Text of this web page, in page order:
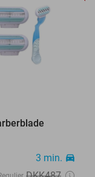
3 min. directions_car